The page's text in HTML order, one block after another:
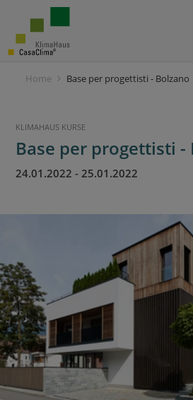
Home Base per progettisti - Bolzano
KLIMAHAUS KURSE
Base per progettisti -
24.01.2022- 25.01.2022